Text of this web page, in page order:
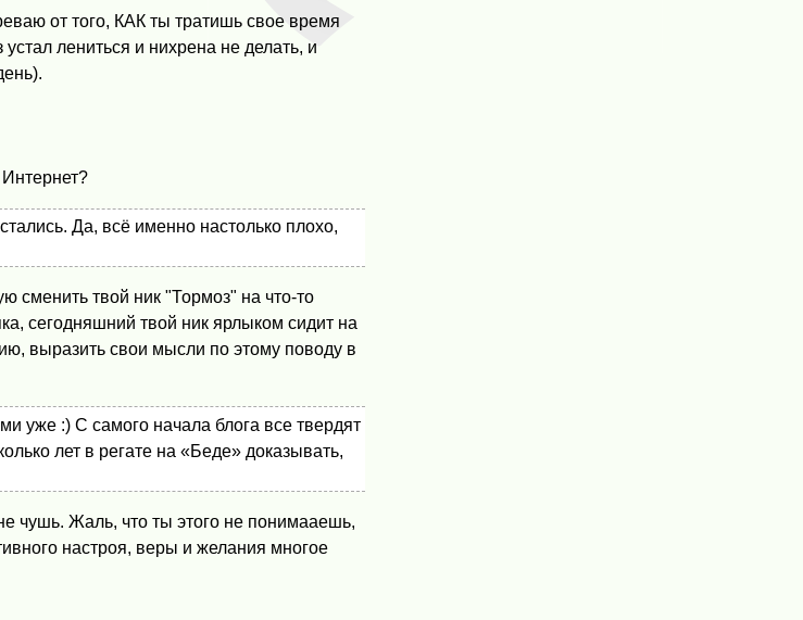
от того, КАК ты тратишь свое время
лениться и нихрена не делать, и
Да, всё именно настолько плохо,
сменить твой ник "Тормоз" на что-то
сегодняшний твой ник ярлыком сидит на
выразить свои мысли по этому поводу в
уже :) С самого начала блога все твердят
лет в регате на «Беде» доказывать,
чушь. Жаль, что ты этого не понимааешь,
настроя, веры и желания многое